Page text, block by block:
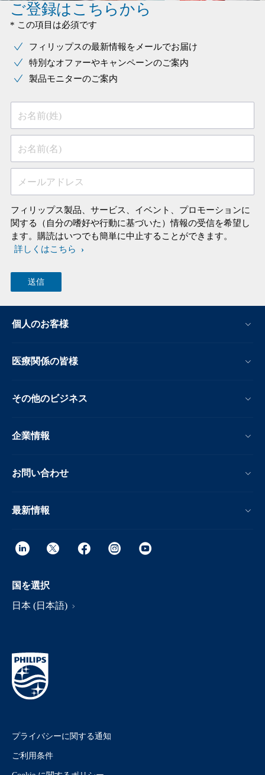
ご登録はこちらから
* この項目は必須です
フィリップスの最新情報をメールでお届け
特別なオファーやキャンペーンのご案内
製品モニターのご案内
お名前(姓)
お名前(名)
メールアドレス
フィリップス製品、サービス、イベント、プロモーションに
関する（自分の嗜好や行動に基づいた）情報の受信を希望し
ます。購読はいつでも簡単に中止することができます。
詳しくはこちら
個人のお客様
医療関係の皆様
その他のビジネス
企業情報
お問い合わせ
最新情報
国を選択
日本 (日本語)
プライバシーに関する通知
ご利用条件